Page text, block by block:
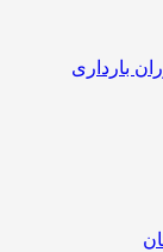
بارداری